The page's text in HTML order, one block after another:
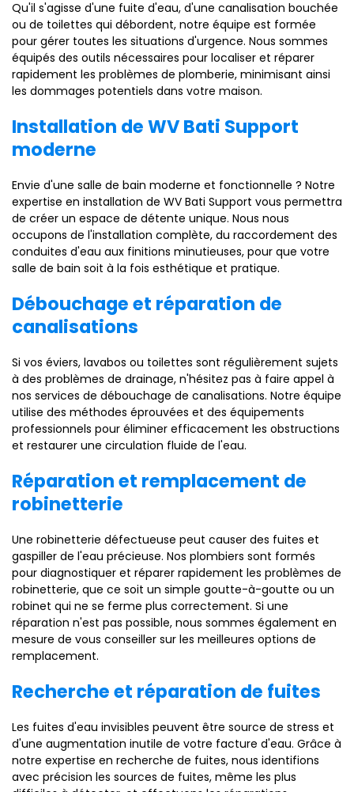
Qu'il s'agisse d'une fuite d'eau, d'une canalisation bouchée
ou de toilettes qui débordent, notre équipe est formée
pour gérer toutes les situations d'urgence. Nous sommes
équipés des outils nécessaires pour localiser et réparer
rapidement les problèmes de plomberie, minimisant ainsi
les dommages potentiels dans votre maison.
Installation de WV Bati Support
moderne
Envie d'une salle de bain moderne et fonctionnelle ? Notre
expertise en installation de WV Bati Support vous permettra
de créer un espace de détente unique. Nous nous
occupons de l'installation complète, du raccordement des
conduites d'eau aux finitions minutieuses, pour que votre
salle de bain soit à la fois esthétique et pratique.
Débouchage et réparation de
canalisations
Si vos éviers, lavabos ou toilettes sont régulièrement sujets
à des problèmes de drainage, n'hésitez pas à faire appel à
nos services de débouchage de canalisations. Notre équipe
utilise des méthodes éprouvées et des équipements
professionnels pour éliminer efficacement les obstructions
et restaurer une circulation fluide de l'eau.
Réparation et remplacement de
robinetterie
Une robinetterie défectueuse peut causer des fuites et
gaspiller de l'eau précieuse. Nos plombiers sont formés
pour diagnostiquer et réparer rapidement les problèmes de
robinetterie, que ce soit un simple goutte-à-goutte ou un
robinet qui ne se ferme plus correctement. Si une
réparation n'est pas possible, nous sommes également en
mesure de vous conseiller sur les meilleures options de
remplacement.
Recherche et réparation de fuites
Les fuites d'eau invisibles peuvent être source de stress et
d'une augmentation inutile de votre facture d'eau. Grâce à
notre expertise en recherche de fuites, nous identifions
avec précision les sources de fuites, même les plus